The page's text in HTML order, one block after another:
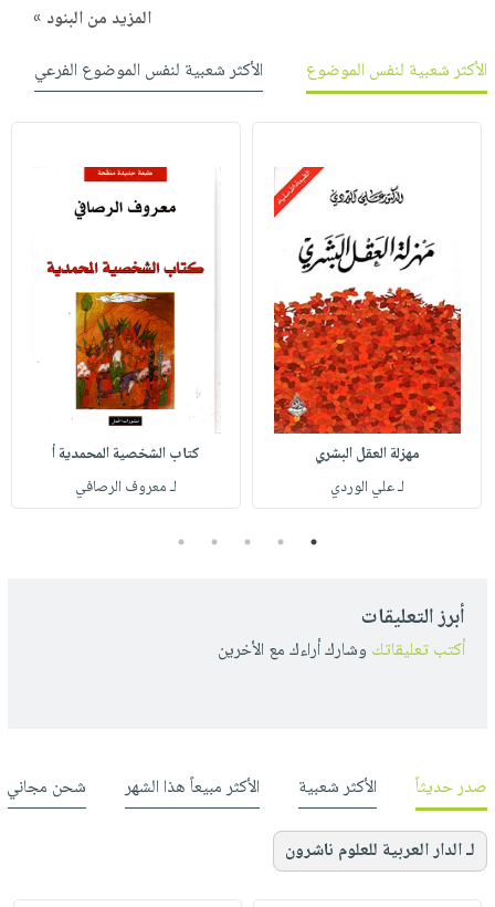
المزيد من البنود »
الأكثر شعبية لنفس الموضوع
الأكثر شعبية لنفس الموضوع الفرعي
مهزلة العقل البشري
لـ علي الوردي
كتاب الشخصية المحمدية أ
لـ معروف الرصافي
1
2
3
4
5
أبرز التعليقات
أكتب تعليقاتك وشارك أراءك مع الأخرين
صدر حديثاً الأكثر شعبية الأكثر مبيعاً هذا الشهر شحن مجاني
لـ الدار العربية للعلوم ناشرون